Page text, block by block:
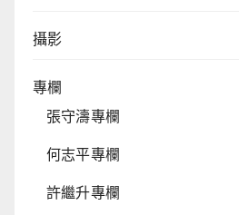
攝影
專欄
張守濤專欄
何志平專欄
許繼升專欄